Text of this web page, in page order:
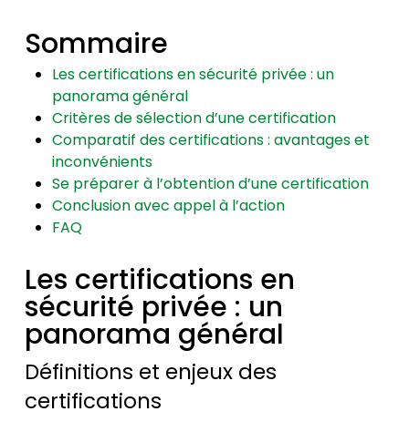
Sommaire
Les certifications en sécurité privée : un
panorama général
Critères de sélection d’une certification
Comparatif des certifications : avantages et
inconvénients
Se préparer à l’obtention d’une certification
Conclusion avec appel à l’action
FAQ
Les certifications en
sécurité privée : un
panorama général
Définitions et enjeux des
certifications